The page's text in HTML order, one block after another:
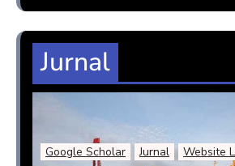
Jurnal
Google Scholar Jurnal Website